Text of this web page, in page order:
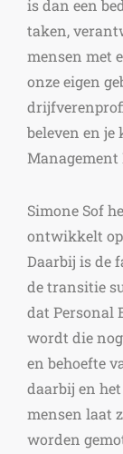
is dan een
taken,
mensen met
onze eigen
beleven en
Management
Simone Sof
ontwikkelt op
Daarbij is de
de transitie
dat Personal
wordt die
en behoefte
daarbij en
mensen laat
worden